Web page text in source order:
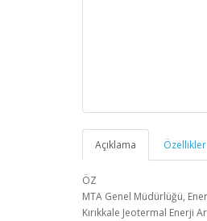
Açıklama Özellikler
ÖZ
MTA Genel Müdürlüğü,
Kırıkkale Jeotermal Enerji